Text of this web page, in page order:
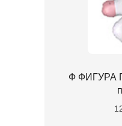
Ф ФИГУРА